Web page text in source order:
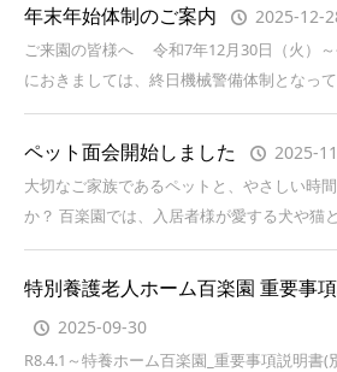
年末年始体制のご案内 2025-12-
ご来園の皆様へ 令和7年12月30日（火）～
におきましては、終日機械警備体制となっ
ペット面会開始しました 2025-
大切なご家族であるペットと、やさしい時
か？ 百楽園では、入居者様が愛する犬や猫
特別養護老人ホーム百楽園 重要事
2025-09-30
R8.4.1～特養ホーム百楽園_重要事項説明書(